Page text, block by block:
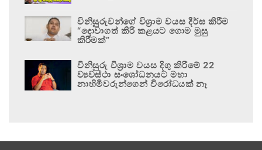
විනිසුරුවන්ගේ විශ්‍රාම වයස දීර්ඝ කිරීම
“දොවාගත් කිරි කළයට ගොම මුසු
කිරීමක්”
විනිසුරු විශ්‍රාම වයස දිගු කිරීමේ 22
ව්‍යවස්ථා සංශෝධනයට මහා
නාහිමිවරුන්ගෙන් විරෝධයක් නෑ